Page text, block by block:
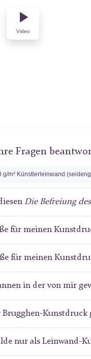
Video
Fragen
g/m² Künstlerleinwand
Die Befreiung
für meinen
für meinen
in der von mir
Kunstdruck
nur als Leinwand-